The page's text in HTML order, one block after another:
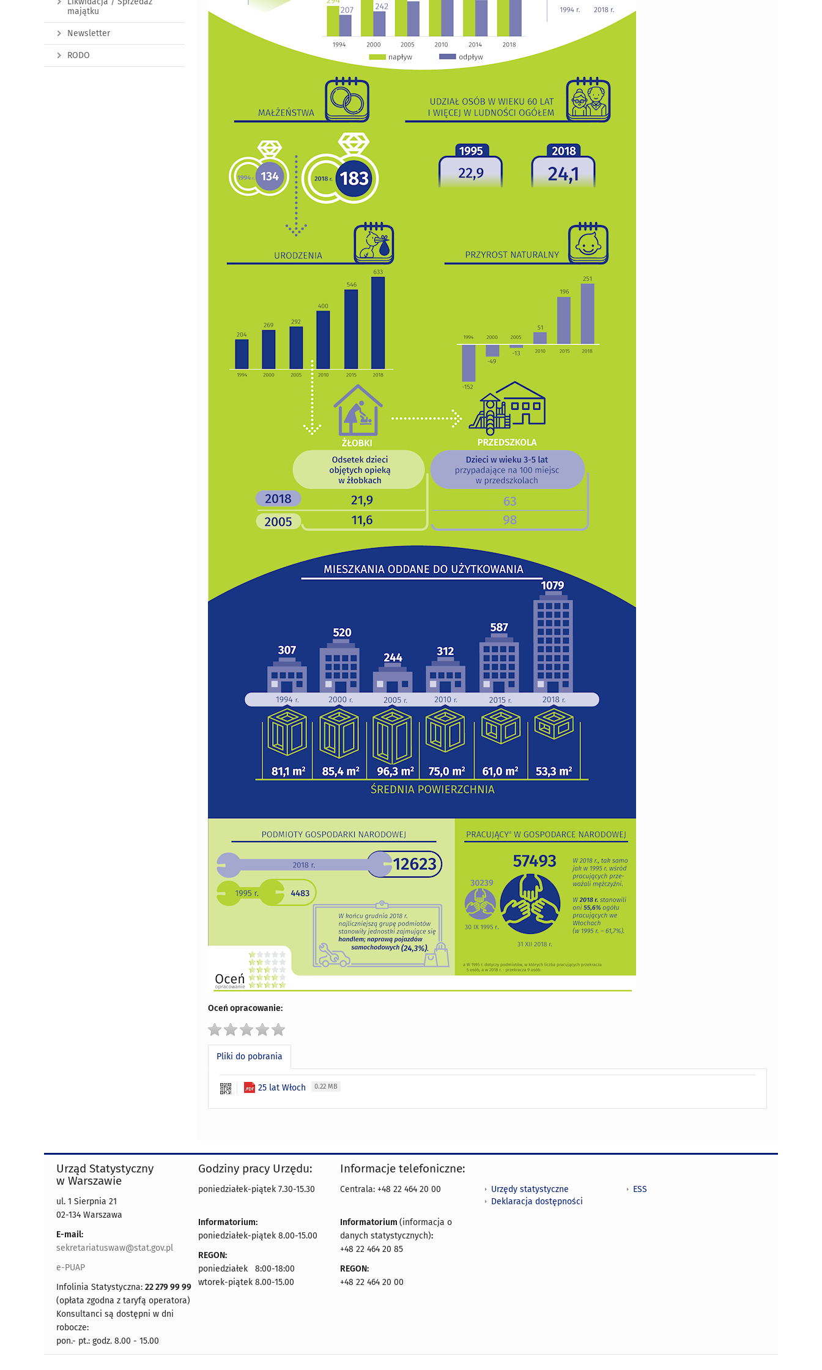
Oceń opracowanie:
Pliki do pobrania
25 lat Włoch 0.22 MB
majątku
Newsletter
RODO
Urząd Statystyczny
w Warszawie
ul. 1 Sierpnia 21
02-134 Warszawa
E-mail:
sekretariatuswaw@stat.gov.pl
e-PUAP
Infolinia Statystyczna: 22 279 99 99
(opłata zgodna z taryfą operatora)
Konsultanci są dostępni w dni
robocze:
pon.- pt.: godz. 8.00 - 15.00
Godziny pracy Urzędu:
poniedziałek-piątek 7.30-15.30
Informatorium:
poniedziałek-piątek 8.00-15.00
REGON:
poniedziałek 8:00-18:00
wtorek-piątek 8.00-15.00
Informacje telefoniczne:
Centrala: +48 22 464 20 00
Informatorium (informacja o
danych statystycznych):
+48 22 464 20 85
REGON:
+48 22 464 20 00
Urzędy statystyczne
Deklaracja dostępności
ESS